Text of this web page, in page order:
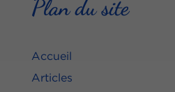
Plan du site
Accueil
Articles